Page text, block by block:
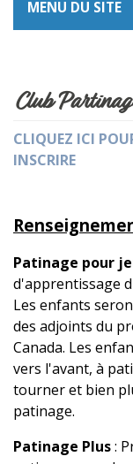
MENU DU SITE
Club
CLIQUEZ ICI
INSCRIRE
Patinage pour
d'apprentissage
Les enfants
des adjoints du
Canada. Les
vers l'avant, à
tourner et bien
patinage.
Patinage Plus: